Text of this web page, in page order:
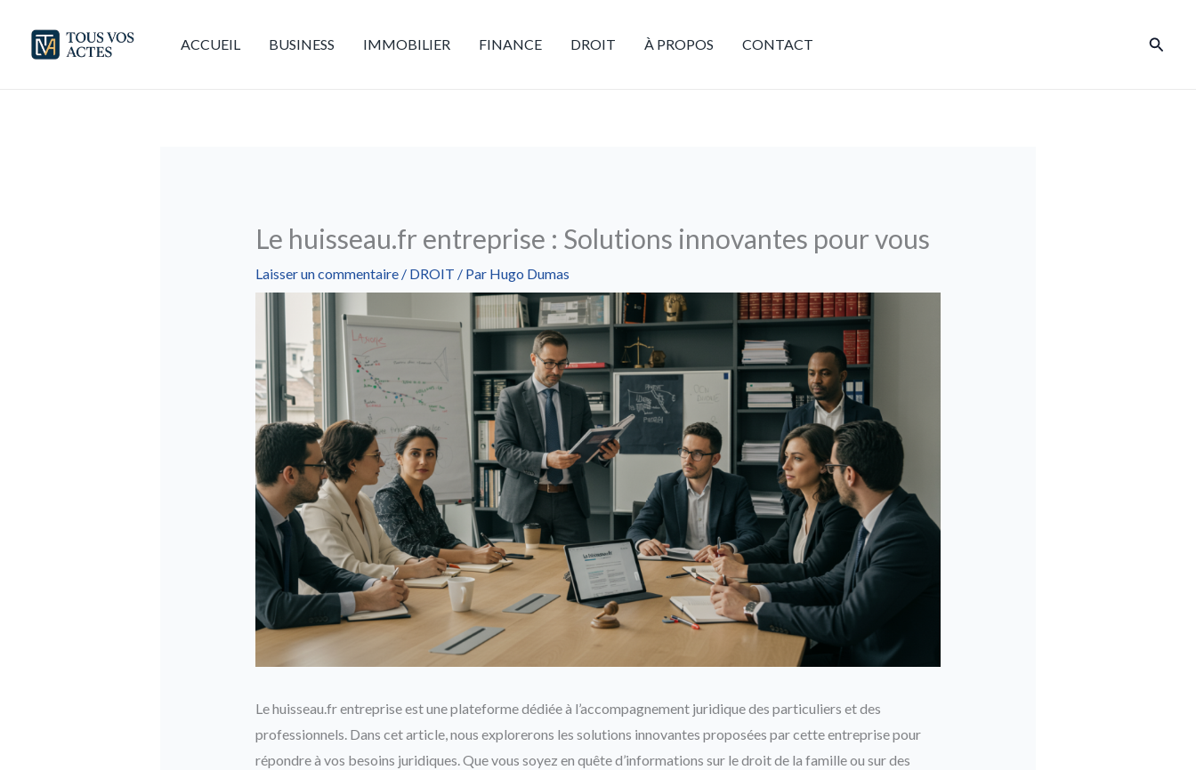
contenu
ACCUEIL BUSINESS IMMOBILIER FINANCE DROIT À PROPOS CONTACT
Le huisseau.fr entreprise : Solutions innovantes pour vous
Laisser un commentaire / DROIT / Par Hugo Dumas
Le huisseau.fr entreprise est une plateforme dédiée à l’accompagnement juridique des particuliers et des
professionnels. Dans cet article, nous explorerons les solutions innovantes proposées par cette entreprise pour
répondre à vos besoins juridiques. Que vous soyez en quête d’informations sur le droit de la famille ou sur des